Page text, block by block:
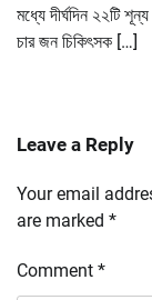
মধ্যে দীর্ঘদিন ২২টি
চার জন চিকিৎসক […]
Leave a Reply
Your email
are marked *
Comment *